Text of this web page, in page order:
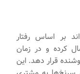
بر اساس رفتار
کرده و در زمان
قرار دهد. این